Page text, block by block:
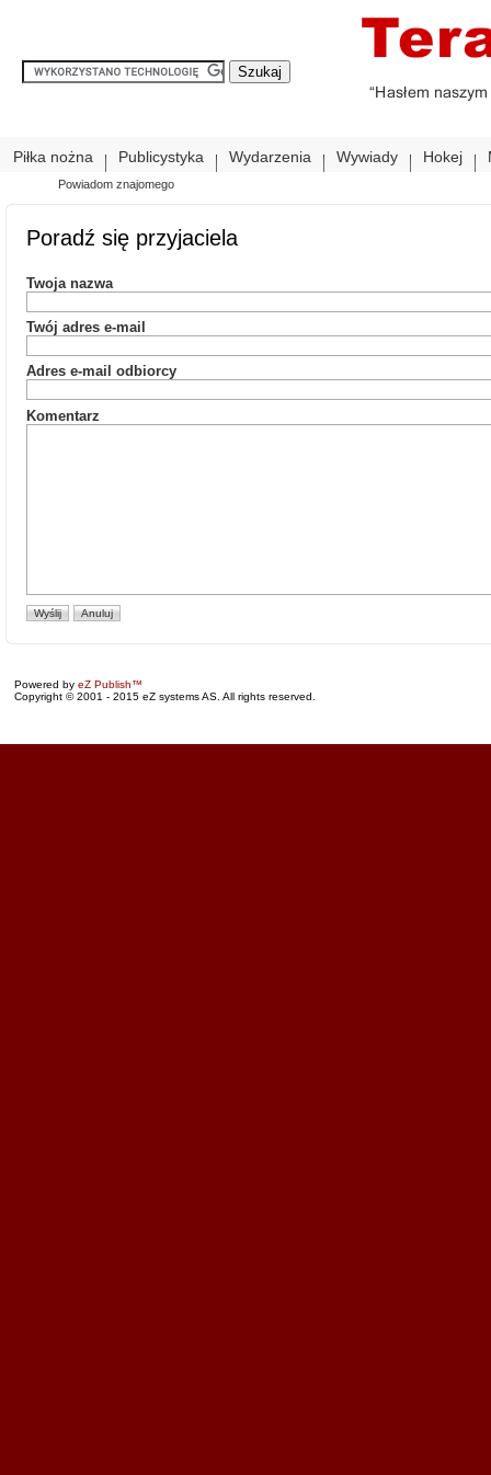
Piłka nożna Publicystyka Wydarzenia Wywiady Hokej
Powiadom znajomego
Poradź się przyjaciela
Twoja nazwa
Twój adres e-mail
Adres e-mail odbiorcy
Komentarz
Powered by eZ Publish™
Copyright © 2001 - 2015 eZ systems AS. All rights reserved.